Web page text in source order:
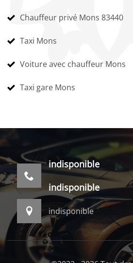
Chauffeur privé Mons 83440
Taxi Mons
Voiture avec chauffeur Mons
Taxi gare Mons
indisponible
indisponible
indisponible